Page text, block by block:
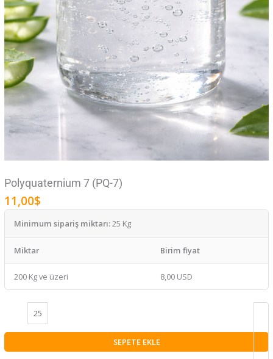
Polyquaternium 7 (PQ-7)
11,00$
Minimum sipariş miktarı:25 Kg
Miktar Birim fiyat
200 Kg ve üzeri 8,00 USD
SEPETE EKLE